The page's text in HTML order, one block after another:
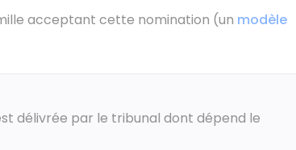
acceptant cette nomination (un modèle
délivrée par le tribunal dont dépend le